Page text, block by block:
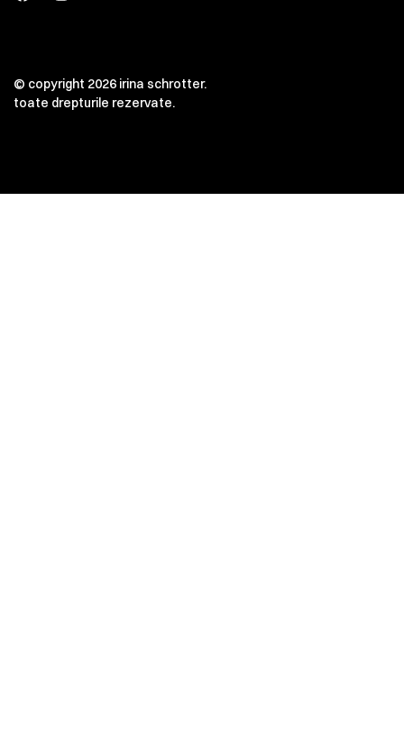
© copyright 2026 irina schrotter.
toate drepturile rezervate.